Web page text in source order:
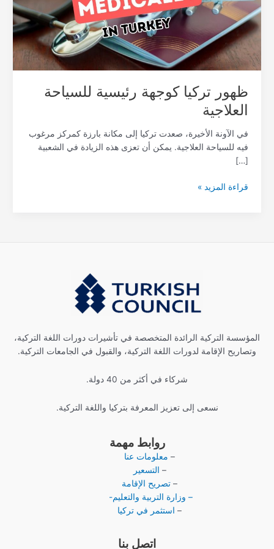
ظهور تركيا كوجهة رئيسية للسياحة
العلاجية
في الآونة الأخيرة، صعدت تركيا إلى مكانة بارزة كمركز مرغوب
فيه للسياحة العلاجية. يمكن أن تعزى هذه الزيادة في الشعبية
[…]
العلاجية
قراءة المزيد »
المؤسسة التركية الرائدة المتخصصة في تأشيرات دورات اللغة التركية،
وتصاريح الإقامة لدورات اللغة التركية، والقبول في الجامعات التركية.
شركاء في أكثر من 40 دولة.
نسعى إلى تعزيز المعرفة بتركيا واللغة التركية.
روابط مهمة
– معلومات عنا
– التسعير
– تصريح الإقامة
– وزارة التربية والتعليم-
–استثمر في تركيا
اتصل بنا